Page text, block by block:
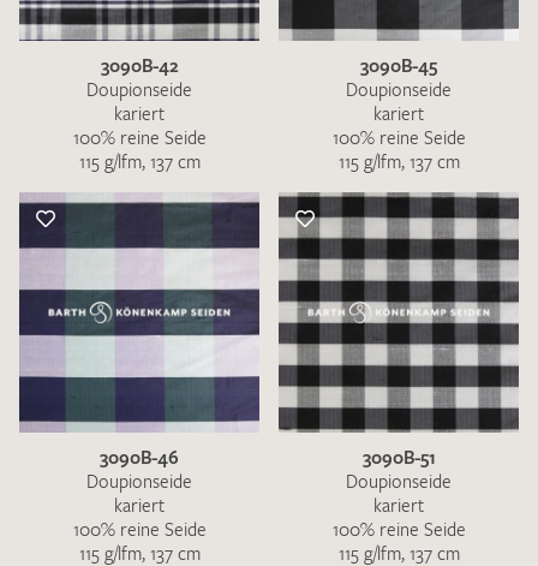
3090B-42
Doupionseide
kariert
100% reine Seide
115 g/lfm, 137 cm
3090B-45
Doupionseide
kariert
100% reine Seide
115 g/lfm, 137 cm
3090B-46
Doupionseide
kariert
100% reine Seide
115 g/lfm, 137 cm
3090B-51
Doupionseide
kariert
100% reine Seide
115 g/lfm, 137 cm